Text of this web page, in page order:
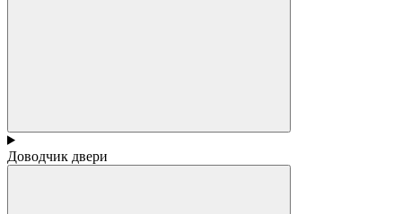
Доводчик двери